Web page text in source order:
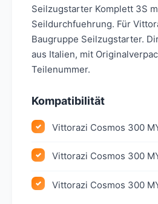
Seilzugstarter Komplett 3S
Seildurchfuehrung. Für
Baugruppe Seilzugstarter.
aus Italien, mit
Teilenummer.
Kompatibilität
Vittorazi Cosmos 300
Vittorazi Cosmos 300
Vittorazi Cosmos 300